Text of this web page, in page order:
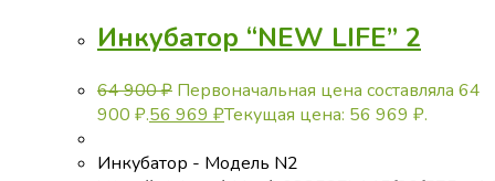
Инкубатор “NEW LIFE” 2
64 900₽ Первоначальная цена составляла 64
900 ₽.56 969 ₽Текущая цена: 56 969 ₽.
Инкубатор - Модель N2